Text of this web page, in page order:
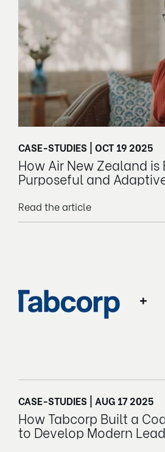
CASE-STUDIES | OCT 19 2025
How Air New Zealand
Purposeful and
Read the article
CASE-STUDIES | AUG 17 2025
How Tabcorp Built a
to Develop Modern